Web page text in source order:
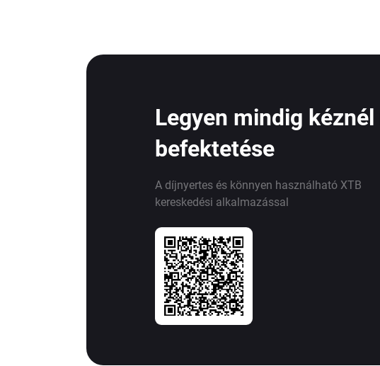
Legyen mindig
befektetése
A díjnyertes és könnyen használható XTB
kereskedési alkalmazással